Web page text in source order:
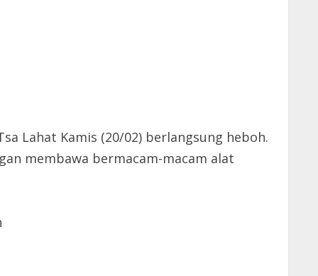
Lahat Kamis (20/02) berlangsung heboh.
membawa bermacam-macam alat